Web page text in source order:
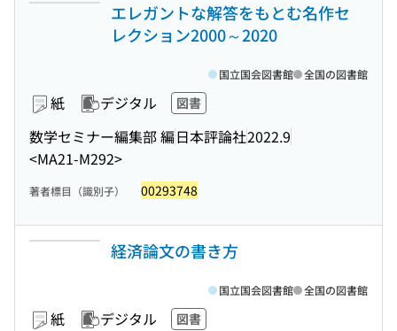
エレガントな解答をもとむ名作セ
レクション2000～2020
紙 デジタル 図書
数学セミナー編集部 編日本評論社2022.9
<MA21-M292>
国立国会図書館 全国の図書館
著者標目（識別子） 00293748
経済論文の書き方
紙 デジタル 図書
国立国会図書館 全国の図書館